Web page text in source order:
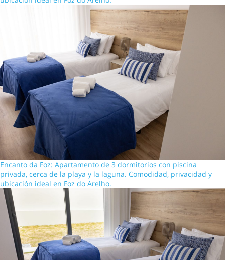
Encanto da Foz: Apartamento de 3 dormitorios con piscina
privada, cerca de la playa y la laguna. Comodidad, privacidad y
ubicación ideal en Foz do Arelho.